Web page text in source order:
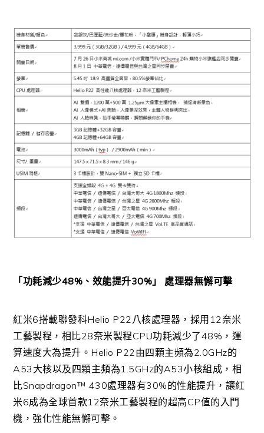
「功耗減少48%、效能提升30%」 處理器無懈可擊
紅米6搭載聯發科Helio P22八核處理器，採用12奈米
工藝製程，相比28奈米製程CPU功耗減少了48%，運
算速度大為提升。Helio P22由四顆主頻為2.0GHz的
A53大核以及四顆主頻為1.5GHz的A53小核組成，相
比Snapdragon™ 430處理器有30%的性能提升，讓紅
米6成為全球首款12奈米工藝製程的超高CP值的入門
機，強化性能無懈可擊。